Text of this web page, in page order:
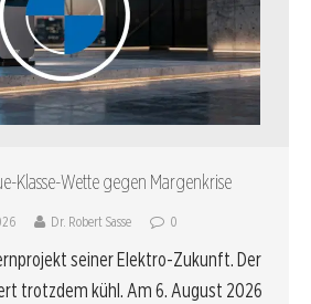
Klasse-Wette gegen Margenkrise
Dr. Robert Sasse 0
seiner Elektro-Zukunft. Der
trotzdem kühl. Am 6. August 2026